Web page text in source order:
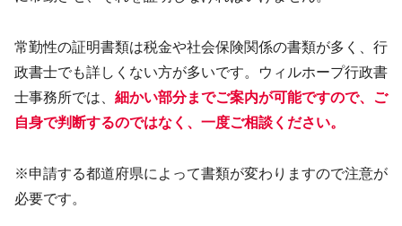
常勤性の証明書類は税金や社会保険関係の書類が多く、行
政書士でも詳しくない方が多いです。ウィルホープ行政書
士事務所では、 細かい部分までご案内が可能ですので、ご
自身で判断するのではなく、一度ご相談ください。
※申請する都道府県によって書類が変わりますので注意が
必要です。